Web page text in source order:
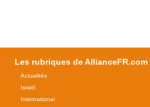
Les rubriques de AllianceFR.com
Actualités
Israël
International